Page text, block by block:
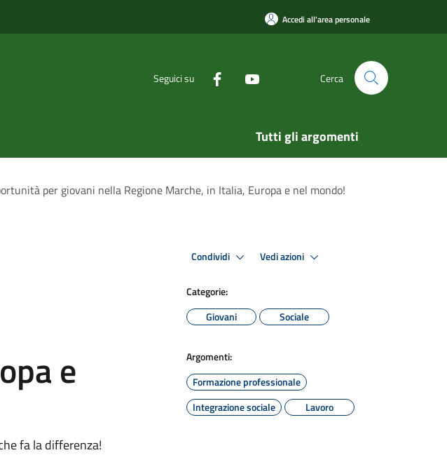
Accedi all'area personale
Seguici su Cerca
Tutti gli argomenti
per giovani nella Regione Marche, in Italia, Europa e nel mondo!
e
fa la differenza!
Condividi Vedi azioni
Categorie:
Giovani
Sociale
Argomenti:
Formazione professionale
Integrazione sociale
Lavoro